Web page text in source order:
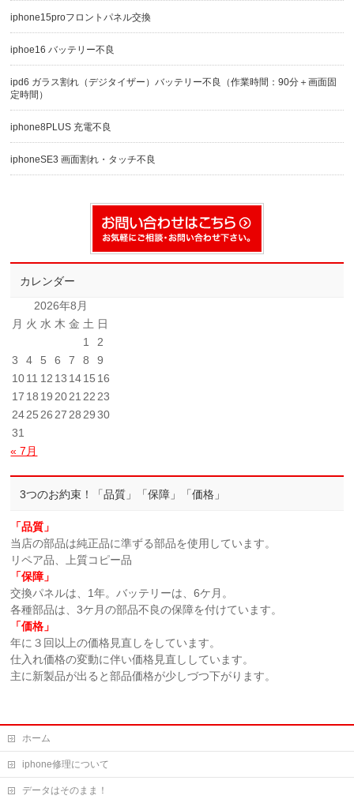
iphone15proフロントパネル交換
iphoe16 バッテリー不良
ipd6 ガラス割れ（デジタイザー）バッテリー不良（作業時間：90分＋画面固
定時間）
iphone8PLUS 充電不良
iphoneSE3 画面割れ・タッチ不良
カレンダー
2026年8月
月 火 水 木 金 土 日
1
2
3
4 5 6 7 8
9
1011 12 13 1415 16
17 18 19 2021 22 23
2425 26 27 28 29 30
31
« 7月
3つのお約束！「品質」「保障」「価格」
「品質」
当店の部品は純正品に準ずる部品を使用しています。
リペア品、上質コピー品
「保障」
交換パネルは、1年。バッテリーは、6ケ月。
各種部品は、3ケ月の部品不良の保障を付けています。
「価格」
年に３回以上の価格見直しをしています。
仕入れ価格の変動に伴い価格見直ししています。
主に新製品が出ると部品価格が少しづつ下がります。
ホーム
iphone修理について
データはそのまま！